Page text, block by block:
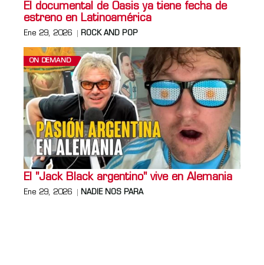
El documental de Oasis ya tiene fecha de
estreno en Latinoamérica
Ene 29, 2026 ROCK AND POP
ON DEMAND
El "Jack Black argentino" vive en Alemania
Ene 29, 2026 NADIE NOS PARA